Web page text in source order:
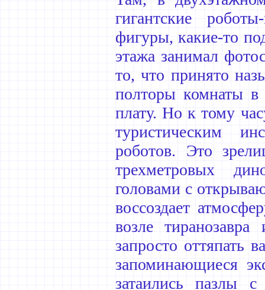
гигантские
фигуры, какие-то
этажа занимал
то, что принято
полторы комнаты в
плату. Но к тому
туристическим
роботов. Это
трехметровых
головами с
воссоздает
возле
запросто оттяпать
запоминающиеся
затаились пазлы